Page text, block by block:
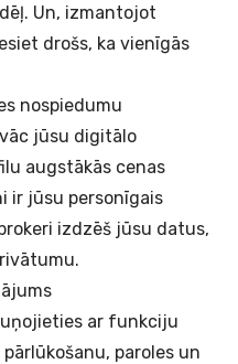
Un, izmantojot
drošs, ka vienīgās
nospiedumu
jūsu digitālo
augstākās cenas
ir jūsu personīgais
izdzēš jūsu datus,
ar funkciju
paroles un